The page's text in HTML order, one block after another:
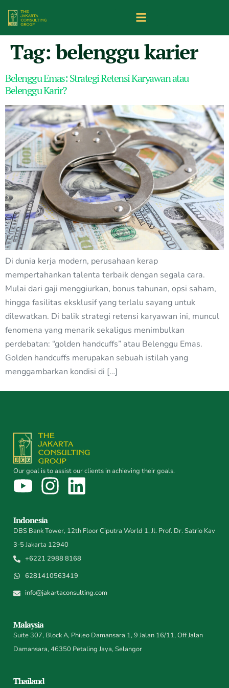
Tag:belenggu karier
Belenggu Emas: Strategi Retensi Karyawan atau
Belenggu Karir?
Di dunia kerja modern, perusahaan kerap
mempertahankan talenta terbaik dengan segala cara.
Mulai dari gaji menggiurkan, bonus tahunan, opsi saham,
hingga fasilitas eksklusif yang terlalu sayang untuk
dilewatkan. Di balik strategi retensi karyawan ini, muncul
fenomena yang menarik sekaligus menimbulkan
perdebatan: “golden handcuffs” atau Belenggu Emas.
Golden handcuffs merupakan sebuah istilah yang
menggambarkan kondisi di […]
Our goal is to assist our clients in achieving their goals.
Indonesia
DBS Bank Tower, 12th Floor Ciputra World 1, Jl. Prof. Dr. Satrio Kav
3-5 Jakarta 12940
+6221 2988 8168
6281410563419
info@jakartaconsulting.com
Malaysia
Suite 307, Block A, Phileo Damansara 1, 9 Jalan 16/11, Off Jalan
Damansara, 46350 Petaling Jaya, Selangor
Thailand